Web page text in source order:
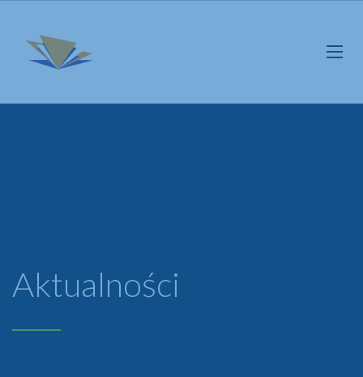
Aktualności